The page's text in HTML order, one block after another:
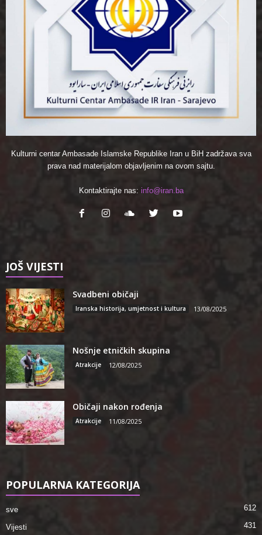
Kulturni centar Ambasade Islamske Republike Iran u BiH zadržava sva
prava nad materijalom objavljenim na ovom sajtu.
Kontaktirajte nas: info@iran.ba
JOŠ VIJESTI
Svadbeni običaji
Iranska historija, umjetnost i kultura 13/08/2025
Nošnje etničkih skupina
Atrakcije 12/08/2025
Običaji nakon rođenja
Atrakcije 11/08/2025
POPULARNA KATEGORIJA
sve 612
Vijesti 431